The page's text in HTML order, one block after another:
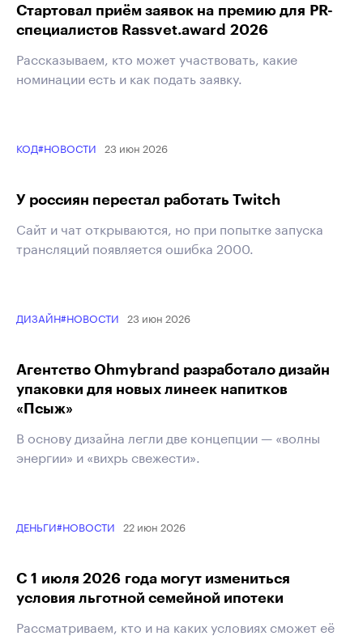
Стартовал приём заявок на премию для PR-
специалистов Rassvet.award 2026
Рассказываем, кто может участвовать, какие
номинации есть и как подать заявку.
КОД#НОВОСТИ 23 июн 2026
У россиян перестал работать Twitch
Сайт и чат открываются, но при попытке запуска
трансляций появляется ошибка 2000.
ДИЗАЙН#НОВОСТИ 23 июн 2026
Агентство Ohmybrand разработало дизайн
упаковки для новых линеек напитков
«Псыж»
В основу дизайна легли две концепции — «волны
энергии» и «вихрь свежести».
ДЕНЬГИ#НОВОСТИ 22 июн 2026
С 1 июля 2026 года могут измениться
условия льготной семейной ипотеки
Рассматриваем, кто и на каких условиях сможет её